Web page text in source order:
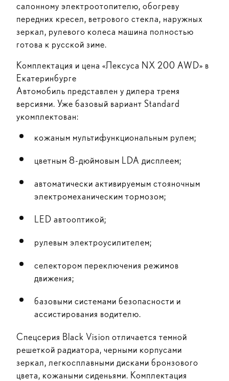
салонному электроотопителю, обогреву
передних кресел, ветрового стекла, наружных
зеркал, рулевого колеса машина полностью
готова к русской зиме.
Комплектация и цена «Лексуса NX 200 AWD» в
Екатеринбурге
Автомобиль представлен у дилера тремя
версиями. Уже базовый вариант Standard
укомплектован:
кожаным мультифункциональным рулем;
цветным 8-дюймовым LDA дисплеем;
автоматически активируемым стояночным
электромеханическим тормозом;
LED автооптикой;
рулевым электроусилителем;
селектором переключения режимов
движения;
базовыми системами безопасности и
ассистирования водителю.
Спецсерия Black Vision отличается темной
решеткой радиатора, черными корпусами
зеркал, легкосплавными дисками бронзового
цвета, кожаными сиденьями. Комплектация